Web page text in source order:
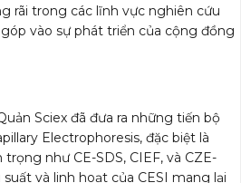
rãi trong các lĩnh vực nghiên cứu
vào sự phát triển của cộng đồng
Sciex đã đưa ra những tiến bộ
Electrophoresis, đặc biệt là
như CE-SDS, CIEF, và CZE-
và linh hoạt của CESI mang lại